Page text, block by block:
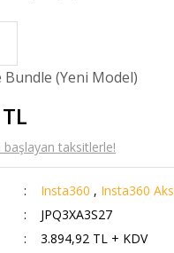
(Yeni Model)
taksitlerle!
Insta360 , Insta360
JPQ3XA3S27
3.894,92 TL + KDV